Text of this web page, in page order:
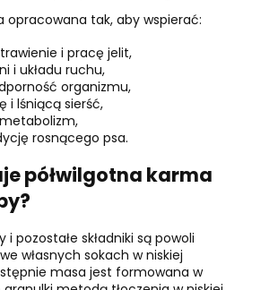
opracowana tak, aby wspierać:
i pracę jelit,
i układu ruchu,
organizmu,
i lśniącą sierść,
rosnącego psa.
półwilgotna karma
i pozostałe składniki są powoli
własnych sokach w niskiej
masa jest formowana w